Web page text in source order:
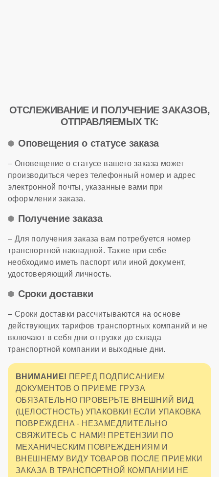
ОТСЛЕЖИВАНИЕ И ПОЛУЧЕНИЕ ЗАКАЗОВ,
ОТПРАВЛЯЕМЫХ ТК:
Оповещения о статусе заказа
– Оповещение о статусе вашего заказа может
производиться через телефонный номер и адрес
электронной почты, указанные вами при
оформлении заказа.
Получение заказа
– Для получения заказа вам потребуется номер
транспортной накладной. Также при себе
необходимо иметь паспорт или иной документ,
удостоверяющий личность.
Сроки доставки
– Сроки доставки рассчитываются на основе
действующих тарифов транспортных компаний и не
включают в себя дни отгрузки до склада
транспортной компании и выходные дни.
ВНИМАНИЕ! ПЕРЕД ПОДПИСАНИЕМ
ДОКУМЕНТОВ О ПРИЕМЕ ГРУЗА
ОБЯЗАТЕЛЬНО ПРОВЕРЬТЕ ВНЕШНИЙ ВИД
(ЦЕЛОСТНОСТЬ) УПАКОВКИ! ЕСЛИ УПАКОВКА
ПОВРЕЖДЕНА - НЕЗАМЕДЛИТЕЛЬНО
СВЯЖИТЕСЬ С НАМИ! ПРЕТЕНЗИИ ПО
МЕХАНИЧЕСКИМ ПОВРЕЖДЕНИЯМ И
ВНЕШНЕМУ ВИДУ ТОВАРОВ ПОСЛЕ ПРИЕМКИ
ЗАКАЗА В ТРАНСПОРТНОЙ КОМПАНИИ НЕ